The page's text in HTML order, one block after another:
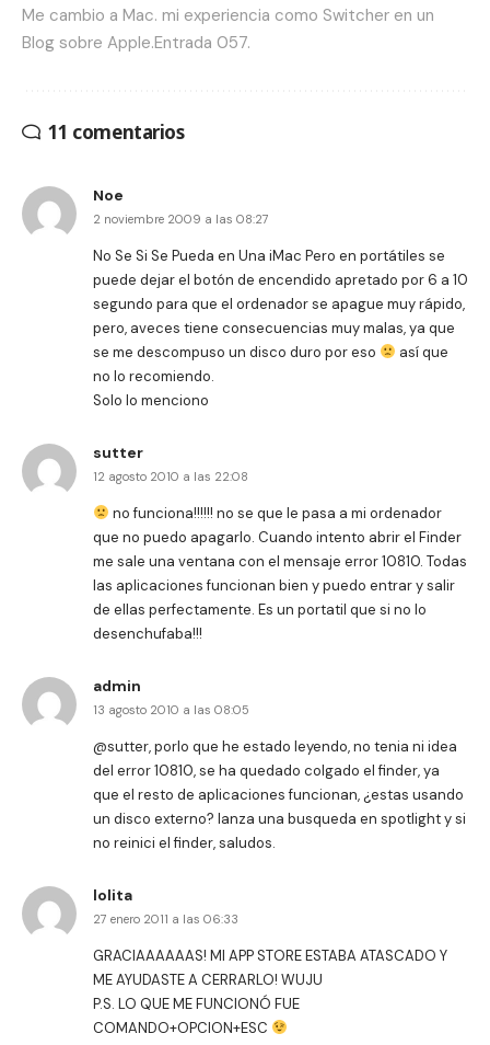
Me cambio a Mac. mi experiencia como Switcher en un
Blog sobre Apple.Entrada 057.
11 comentarios
Noe
2 noviembre 2009 a las 08:27
No Se Si Se Pueda en Una iMac Pero en portátiles se
puede dejar el botón de encendido apretado por 6 a 10
segundo para que el ordenador se apague muy rápido,
pero, aveces tiene consecuencias muy malas, ya que
se me descompuso un disco duro por eso
así que
no lo recomiendo.
Solo lo menciono
sutter
12 agosto 2010 a las 22:08
no funciona!!!!!! no se que le pasa a mi ordenador
que no puedo apagarlo. Cuando intento abrir el Finder
me sale una ventana con el mensaje error 10810. Todas
las aplicaciones funcionan bien y puedo entrar y salir
de ellas perfectamente. Es un portatil que si no lo
desenchufaba!!!
admin
13 agosto 2010 a las 08:05
@sutter, porlo que he estado leyendo, no tenia ni idea
del error 10810, se ha quedado colgado el finder, ya
que el resto de aplicaciones funcionan, ¿estas usando
un disco externo? lanza una busqueda en spotlight y si
no reinici el finder, saludos.
lolita
27 enero 2011 a las 06:33
GRACIAAAAAAS! MI APP STORE ESTABA ATASCADO Y
ME AYUDASTE A CERRARLO! WUJU
P.S. LO QUE ME FUNCIONÓ FUE
COMANDO+OPCION+ESC